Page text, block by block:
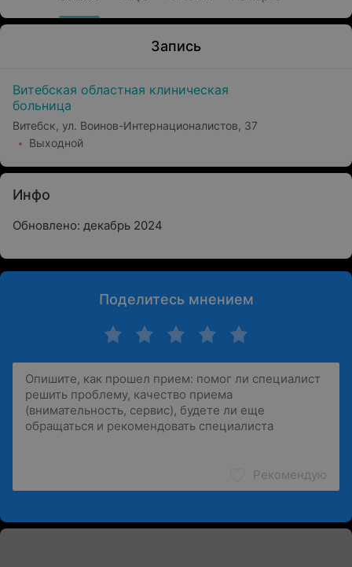
Запись
Витебская областная клиническая
больница
Витебск, ул. Воинов-Интернационалистов, 37
Выходной
Инфо
Обновлено: декабрь 2024
Поделитесь мнением
Рекомендую